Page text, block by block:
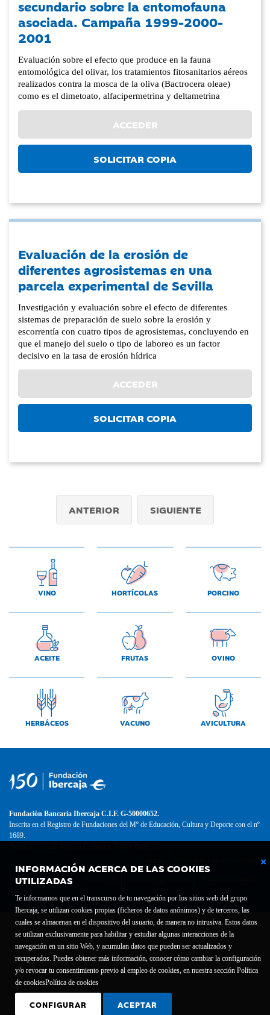
INFORMACIÓN ACERCA DE LAS COOKIES
UTILIZADAS
Te informamos que en el transcurso de tu navegación por los sitios web del grupo
Ibercaja, se utilizan cookies propias (ficheros de datos anónimos) y de terceros, las
cuales se almacenan en el dispositivo del usuario, de manera no intrusiva. Estos datos
se utilizan exclusivamente para habilitar y estudiar algunas interacciones de la
navegación en un sitio Web, y acumulan datos que pueden ser actualizados y
recuperados. Puedes obtener más información, conocer cómo cambiar la configuración
y/o revocar tu consentimiento previo al empleo de cookies, en nuestra sección Política
de cookiesPolítica de cookies
CONFIGURAR ACEPTAR
secundario sobre la entomofauna
asociada. Campaña 1999-2000-
2001
Evaluación sobre el efecto que produce en la fauna
entomológica del olivar, los tratamientos fitosanitarios aéreos
realizados contra la mosca de la oliva (Bactrocera oleae)
como es el dimetoato, alfacipermetrina y deltametrina
ACCEDER
SOLICITAR COPIA
Evaluación de la erosión de
diferentes agrosistemas en una
parcela experimental de Sevilla
Investigación y evaluación sobre el efecto de diferentes
sistemas de preparación de suelo sobre la erosión y
escorrentía con cuatro tipos de agrosistemas, concluyendo en
que el manejo del suelo o tipo de laboreo es un factor
decisivo en la tasa de erosión hídrica
ACCEDER
SOLICITAR COPIA
ANTERIOR SIGUIENTE
VINO HORTÍCOLAS PORCINO
ACEITE FRUTAS OVINO
HERBÁCEOS VACUNO AVICULTURA
Fundación Bancaria Ibercaja C.I.F. G-50000652.
Inscrita en el Registro de Fundaciones del Mº de Educación, Cultura y Deporte con el nº
1689.